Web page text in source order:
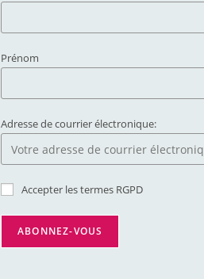
Prénom
Adresse de courrier électronique:
Accepter les termes RGPD